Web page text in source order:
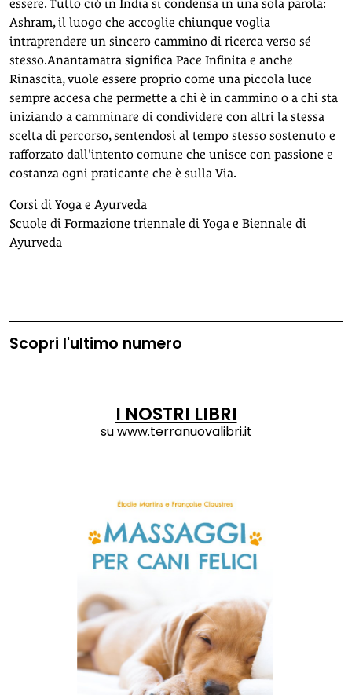
essere. Tutto ciò in India si condensa in una sola parola:
Ashram, il luogo che accoglie chiunque voglia
intraprendere un sincero cammino di ricerca verso sé
stesso.Anantamatra significa Pace Infinita e anche
Rinascita, vuole essere proprio come una piccola luce
sempre accesa che permette a chi è in cammino o a chi sta
iniziando a camminare di condividere con altri la stessa
scelta di percorso, sentendosi al tempo stesso sostenuto e
rafforzato dall'intento comune che unisce con passione e
costanza ogni praticante che è sulla Via.
Corsi di Yoga e Ayurveda
Scuole di Formazione triennale di Yoga e Biennale di
Ayurveda
Scopri l'ultimo numero
I NOSTRI LIBRI
suwww.terranuovalibri.it